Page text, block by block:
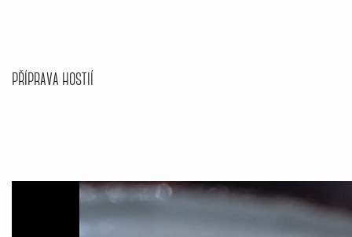
PŘÍPRAVA HOSTIÍ